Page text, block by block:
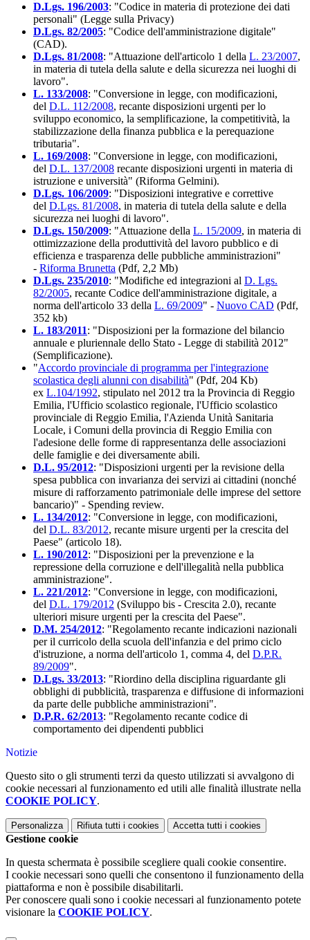
D.Lgs. 196/2003: "Codice in materia di protezione dei dati
personali" (Legge sulla Privacy)
D.Lgs. 82/2005: "Codice dell'amministrazione digitale"
(CAD).
D.Lgs. 81/2008: "Attuazione dell'articolo 1 della L. 23/2007,
in materia di tutela della salute e della sicurezza nei luoghi di
lavoro".
L. 133/2008: "Conversione in legge, con modificazioni,
del D.L. 112/2008, recante disposizioni urgenti per lo
sviluppo economico, la semplificazione, la competitività, la
stabilizzazione della finanza pubblica e la perequazione
tributaria".
L. 169/2008: "Conversione in legge, con modificazioni,
del D.L. 137/2008 recante disposizioni urgenti in materia di
istruzione e università" (Riforma Gelmini).
D.Lgs. 106/2009: "Disposizioni integrative e correttive
del D.Lgs. 81/2008, in materia di tutela della salute e della
sicurezza nei luoghi di lavoro".
D.Lgs. 150/2009: "Attuazione della L. 15/2009, in materia di
ottimizzazione della produttività del lavoro pubblico e di
efficienza e trasparenza delle pubbliche amministrazioni"
- Riforma Brunetta (Pdf, 2,2 Mb)
D.Lgs. 235/2010: "Modifiche ed integrazioni al D. Lgs.
82/2005, recante Codice dell'amministrazione digitale, a
norma dell'articolo 33 della L. 69/2009" - Nuovo CAD (Pdf,
352 kb)
L. 183/2011: "Disposizioni per la formazione del bilancio
annuale e pluriennale dello Stato - Legge di stabilità 2012"
(Semplificazione).
"Accordo provinciale di programma per l'integrazione
scolastica degli alunni con disabilità" (Pdf, 204 Kb)
ex L.104/1992, stipulato nel 2012 tra la Provincia di Reggio
Emilia, l'Ufficio scolastico regionale, l'Ufficio scolastico
provinciale di Reggio Emilia, l'Azienda Unità Sanitaria
Locale, i Comuni della provincia di Reggio Emilia con
l'adesione delle forme di rappresentanza delle associazioni
delle famiglie e dei diversamente abili.
D.L. 95/2012: "Disposizioni urgenti per la revisione della
spesa pubblica con invarianza dei servizi ai cittadini (nonché
misure di rafforzamento patrimoniale delle imprese del settore
bancario)" - Spending review.
L. 134/2012: "Conversione in legge, con modificazioni,
del D.L. 83/2012, recante misure urgenti per la crescita del
Paese" (articolo 18).
L. 190/2012: "Disposizioni per la prevenzione e la
repressione della corruzione e dell'illegalità nella pubblica
amministrazione".
L. 221/2012: "Conversione in legge, con modificazioni,
del D.L. 179/2012 (Sviluppo bis - Crescita 2.0), recante
ulteriori misure urgenti per la crescita del Paese".
D.M. 254/2012: "Regolamento recante indicazioni nazionali
per il curricolo della scuola dell'infanzia e del primo ciclo
d'istruzione, a norma dell'articolo 1, comma 4, del D.P.R.
89/2009".
D.Lgs. 33/2013: "Riordino della disciplina riguardante gli
obblighi di pubblicità, trasparenza e diffusione di informazioni
da parte delle pubbliche amministrazioni".
D.P.R. 62/2013: "Regolamento recante codice di
comportamento dei dipendenti pubblici
Notizie
Questo sito o gli strumenti terzi da questo utilizzati si avvalgono di
cookie necessari al funzionamento ed utili alle finalità illustrate nella
COOKIE POLICY.
Personalizza Rifiuta tutti i cookies Accetta tutti i cookies
Gestione cookie
In questa schermata è possibile scegliere quali cookie consentire.
I cookie necessari sono quelli che consentono il funzionamento della
piattaforma e non è possibile disabilitarli.
Per conoscere quali sono i cookie necessari al funzionamento potete
visionare la COOKIE POLICY.